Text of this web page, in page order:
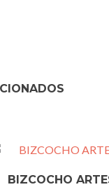
BIZCOCHO